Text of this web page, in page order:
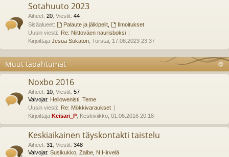
t
Sotahuuto 2023
Aiheet: 20 Viestit: 44
Sisäalueet:
Palaute ja jälkipelit,
Ilmoitukset
Uusin viesti: Re: Niittoväen naurisboksi
Kirjoittaja Jesua Sukaton , Torstai, 17.08.2023 23:37
Muut tapahtumat
Noxbo 2016
Aiheet: 10 Viestit: 57
Valvojat: Hellowenisti Teme
Uusin viesti: Re: Mökkivaraukset
Kirjoittaja Keisari_P , Keskiviikko, 01.06.2016 20:18
Keskiaikainen täyskontakti taistelu
Aiheet: 31 Viestit: 348
Valvojat: Susikukko Zaibe N.Hirvelä